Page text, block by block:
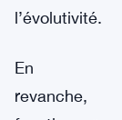
l’évolutivité.
En
revanche,